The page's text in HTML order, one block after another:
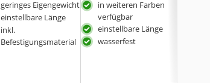
geringes Eigengewicht
einstellbare Länge
inkl.
Befestigungsmaterial
in weiteren Farben
verfügbar
einstellbare Länge
wasserfest